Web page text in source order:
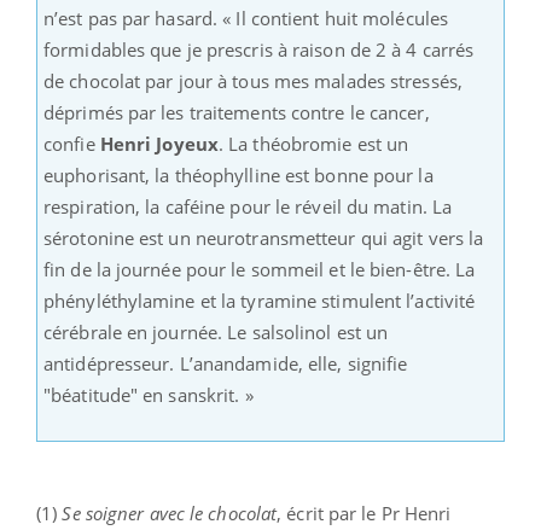
n’est pas par hasard. « Il contient huit molécules
formidables que je prescris à raison de 2 à 4 carrés
de chocolat par jour à tous mes malades stressés,
déprimés par les traitements contre le cancer,
confie Henri Joyeux. La théobromie est un
euphorisant, la théophylline est bonne pour la
respiration, la caféine pour le réveil du matin. La
sérotonine est un neurotransmetteur qui agit vers la
fin de la journée pour le sommeil et le bien-être. La
phényléthylamine et la tyramine stimulent l’activité
cérébrale en journée. Le salsolinol est un
antidépresseur. L’anandamide, elle, signifie
"béatitude" en sanskrit. »
(1)Se soigner avec le chocolat, écrit par le Pr Henri